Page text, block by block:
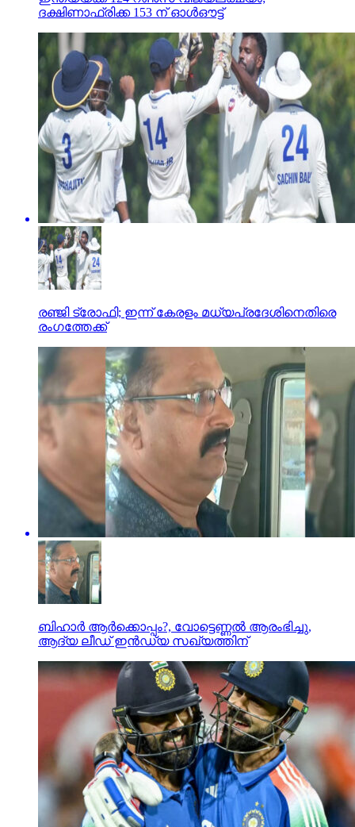
ദക്ഷിണാഫ്രിക്ക 153 ന് ഓള്‍ഔട്ട്
രഞ്ജി ട്രോഫി; ഇന്ന് കേരളം മധ്യപ്രദേശിനെതിരെ
രംഗത്തേക്ക്
ബിഹാര്‍ ആര്‍ക്കൊപ്പം?, വോട്ടെണ്ണല്‍ ആരംഭിച്ചു,
ആദ്യ ലീഡ് ഇന്‍ഡ്യ സഖ്യത്തിന്